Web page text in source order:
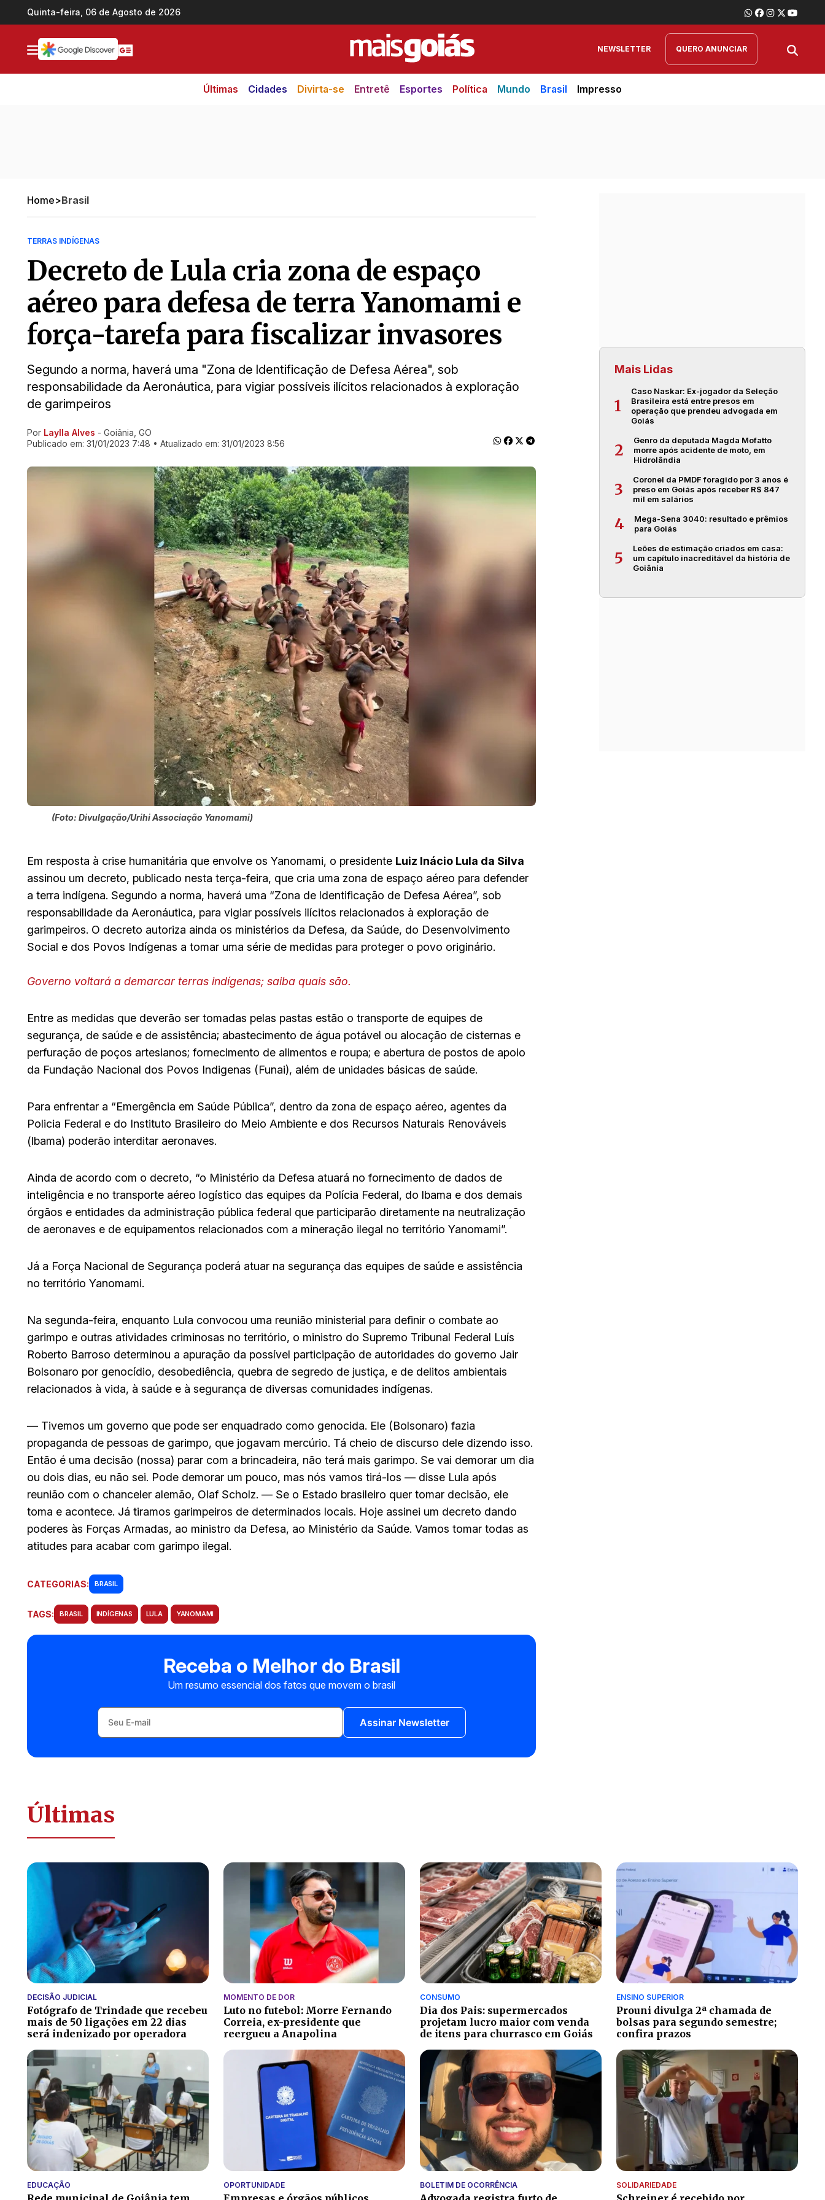
Ir direto pro conteúdo
Quinta-feira, 06 de Agosto de 2026
NEWSLETTER QUERO ANUNCIAR
Últimas Cidades Divirta-se Entretê Esportes Política Mundo Brasil Impresso
Home>Brasil
TERRAS INDÍGENAS
Decreto de Lula cria zona de espaço
aéreo para defesa de terra Yanomami e
força-tarefa para fiscalizar invasores
Segundo a norma, haverá uma "Zona de ldentificação de Defesa Aérea", sob
responsabilidade da Aeronáutica, para vigiar possíveis ilícitos relacionados à exploração
de garimpeiros
Ir direto pra matéria
Por Laylla Alves - Goiânia, GO
Publicado em: 31/01/2023 7:48 • Atualizado em: 31/01/2023 8:56
(Foto: Divulgação/Urihi Associação Yanomami)
Em resposta à crise humanitária que envolve os Yanomami, o presidente Luiz Inácio Lula da Silva
assinou um decreto, publicado nesta terça-feira, que cria uma zona de espaço aéreo para defender
a terra indígena. Segundo a norma, haverá uma “Zona de ldentificação de Defesa Aérea”, sob
responsabilidade da Aeronáutica, para vigiar possíveis ilícitos relacionados à exploração de
garimpeiros. O decreto autoriza ainda os ministérios da Defesa, da Saúde, do Desenvolvimento
Social e dos Povos Indígenas a tomar uma série de medidas para proteger o povo originário.
Governo voltará a demarcar terras indígenas; saiba quais são.
Entre as medidas que deverão ser tomadas pelas pastas estão o transporte de equipes de
segurança, de saúde e de assistência; abastecimento de água potável ou alocação de cisternas e
perfuração de poços artesianos; fornecimento de alimentos e roupa; e abertura de postos de apoio
da Fundação Nacional dos Povos Indigenas (Funai), além de unidades básicas de saúde.
Para enfrentar a “Emergência em Saúde Pública”, dentro da zona de espaço aéreo, agentes da
Policia Federal e do Instituto Brasileiro do Meio Ambiente e dos Recursos Naturais Renováveis
(lbama) poderão interditar aeronaves.
Ainda de acordo com o decreto, “o Ministério da Defesa atuará no fornecimento de dados de
inteligência e no transporte aéreo logístico das equipes da Polícia Federal, do lbama e dos demais
órgãos e entidades da administração pública federal que participarão diretamente na neutralização
de aeronaves e de equipamentos relacionados com a mineração ilegal no território Yanomami”.
Já a Força Nacional de Segurança poderá atuar na segurança das equipes de saúde e assistência
no território Yanomami.
Na segunda-feira, enquanto Lula convocou uma reunião ministerial para definir o combate ao
garimpo e outras atividades criminosas no território, o ministro do Supremo Tribunal Federal Luís
Roberto Barroso determinou a apuração da possível participação de autoridades do governo Jair
Bolsonaro por genocídio, desobediência, quebra de segredo de justiça, e de delitos ambientais
relacionados à vida, à saúde e à segurança de diversas comunidades indígenas.
— Tivemos um governo que pode ser enquadrado como genocida. Ele (Bolsonaro) fazia
propaganda de pessoas de garimpo, que jogavam mercúrio. Tá cheio de discurso dele dizendo isso.
Então é uma decisão (nossa) parar com a brincadeira, não terá mais garimpo. Se vai demorar um dia
ou dois dias, eu não sei. Pode demorar um pouco, mas nós vamos tirá-los — disse Lula após
reunião com o chanceler alemão, Olaf Scholz. — Se o Estado brasileiro quer tomar decisão, ele
toma e acontece. Já tiramos garimpeiros de determinados locais. Hoje assinei um decreto dando
poderes às Forças Armadas, ao ministro da Defesa, ao Ministério da Saúde. Vamos tomar todas as
atitudes para acabar com garimpo ilegal.
CATEGORIAS: BRASIL
TAGS: BRASIL INDÍGENAS LULA YANOMAMI
Receba o Melhor do Brasil
Um resumo essencial dos fatos que movem o brasil
Assinar Newsletter
Mais Lidas
1
Caso Naskar: Ex-jogador da Seleção
Brasileira está entre presos em
operação que prendeu advogada em
Goiás
2
Genro da deputada Magda Mofatto
morre após acidente de moto, em
Hidrolândia
3
Coronel da PMDF foragido por 3 anos é
preso em Goiás após receber R$ 847
mil em salários
4
Mega-Sena 3040: resultado e prêmios
para Goiás
5
Leões de estimação criados em casa:
um capítulo inacreditável da história de
Goiânia
Últimas
DECISÃO JUDICIAL
Fotógrafo de Trindade que recebeu
mais de 50 ligações em 22 dias
será indenizado por operadora
MOMENTO DE DOR
Luto no futebol: Morre Fernando
Correia, ex-presidente que
reergueu a Anapolina
CONSUMO
Dia dos Pais: supermercados
projetam lucro maior com venda
de itens para churrasco em Goiás
ENSINO SUPERIOR
Prouni divulga 2ª chamada de
bolsas para segundo semestre;
confira prazos
EDUCAÇÃO OPORTUNIDADE BOLETIM DE OCORRÊNCIA SOLIDARIEDADE